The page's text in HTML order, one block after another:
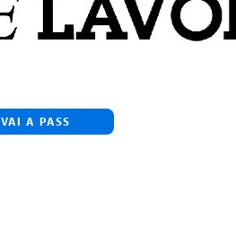
VAI A PASS